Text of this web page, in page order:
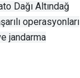
Dağı Altındağ
operasyonları
jandarma